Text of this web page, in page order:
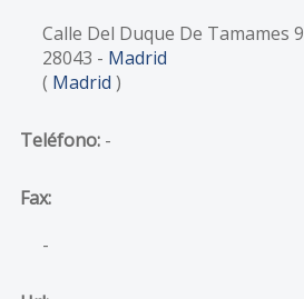
Calle Del Duque De Tamames 9
28043 - Madrid
( Madrid )
Teléfono:-
Fax:
-